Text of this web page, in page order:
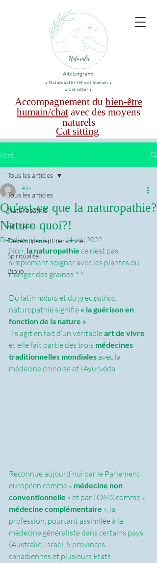
Accompagnement du bien-être
humain/chat avec des moyens
naturels
Cat sitting
Post
Tous les articles
Naturopathie
Animaux
Développement personnel
Spiritualité
Biblio
Tous les articles
Qu'est-ce que la naturopathie?
Naturo quoi?!
Alix
Dernière mise à jour :14 oct. 2022
Non, la naturopathie ce n’est pas
simplement soigner avec les plantes ou
manger des graines ^^
Du latin natura et du grec pathos,
naturopathie signifie « la guérison en
fonction de la nature ».
Il s’agit en fait d’un véritable art de vivre
et elle fait partie des trois médecines
traditionnelles mondiales avec la
médecine chinoise et l’Ayurvéda.
Reconnue aujourd’hui par le Parlement
européen comme « médecine non
conventionnelle » et par l’OMS comme «
médecine complémentaire », la
profession, pourtant assimilée à la
médecine généraliste dans certains pays
(Australie, Israël, 5 provinces
canadiennes et plusieurs Etats